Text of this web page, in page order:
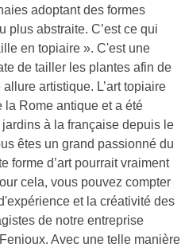
adoptant des formes
plus abstraite. C’est ce qui
en topiaire ». C'est une
de tailler les plantes afin de
allure artistique. L’art topiaire
la Rome antique et a été
à la française depuis le
êtes un grand passionné du
forme d’art pourrait vraiment
cela, vous pouvez compter
et la créativité des
de notre entreprise
Avec une telle manière